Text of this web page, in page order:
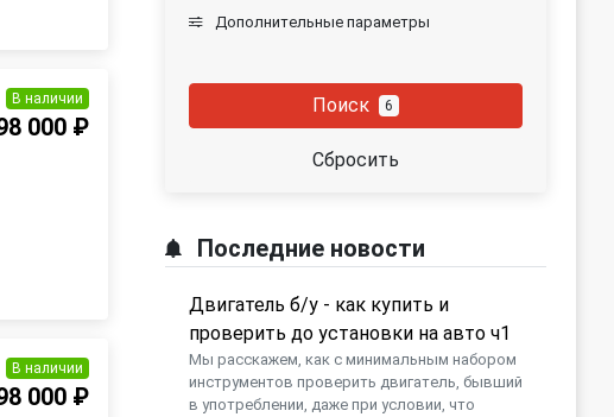
В наличии
000 ₽
В наличии
000 ₽
Дополнительные параметры
Поиск 6
Сбросить
Последние новости
Двигатель б/у - как купить и
проверить до установки на авто ч1
Мы расскажем, как с минимальным набором
инструментов проверить двигатель, бывший
в употреблении, даже при условии, что